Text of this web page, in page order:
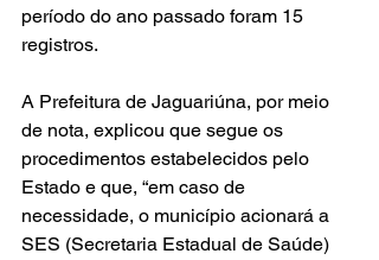
período do ano passado foram 15
registros.
A Prefeitura de Jaguariúna, por meio
de nota, explicou que segue os
procedimentos estabelecidos pelo
Estado e que, “em caso de
necessidade, o município acionará a
SES (Secretaria Estadual de Saúde)